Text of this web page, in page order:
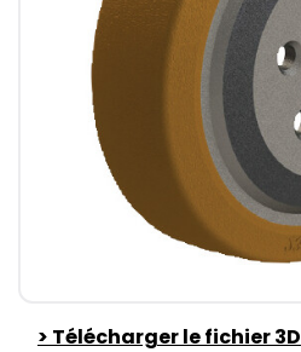
> Télécharger le fichier 3D